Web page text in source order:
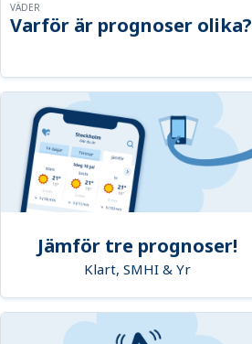
Varför är prognoser olika?
VÄDER
Jämför tre prognoser!
Klart, SMHI & Yr